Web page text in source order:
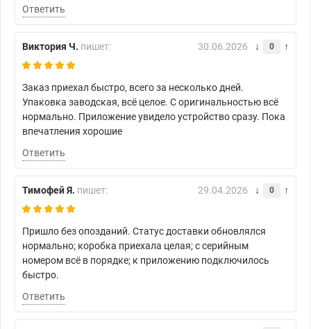
Ответить
Виктория Ч. пишет: 30.06.2026 0
Заказ приехал быстро, всего за несколько дней.
Упаковка заводская, всё целое. С оригинальностью всё
нормально. Приложение увидело устройство сразу. Пока
впечатления хорошие
Ответить
Тимофей Я. пишет: 29.04.2026 0
Пришло без опозданий. Статус доставки обновлялся
нормально; коробка приехала целая; с серийным
номером всё в порядке; к приложению подключилось
быстро.
Ответить